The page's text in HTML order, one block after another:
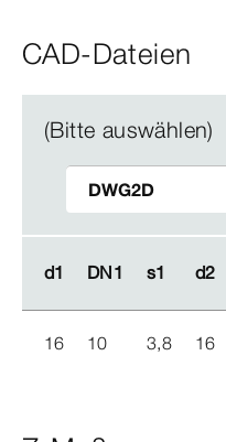
CAD-Dateien
(Bitte auswählen)
d1 DN1 s1 d2
d1 DN1 s1 d2
16 10 3,8 16